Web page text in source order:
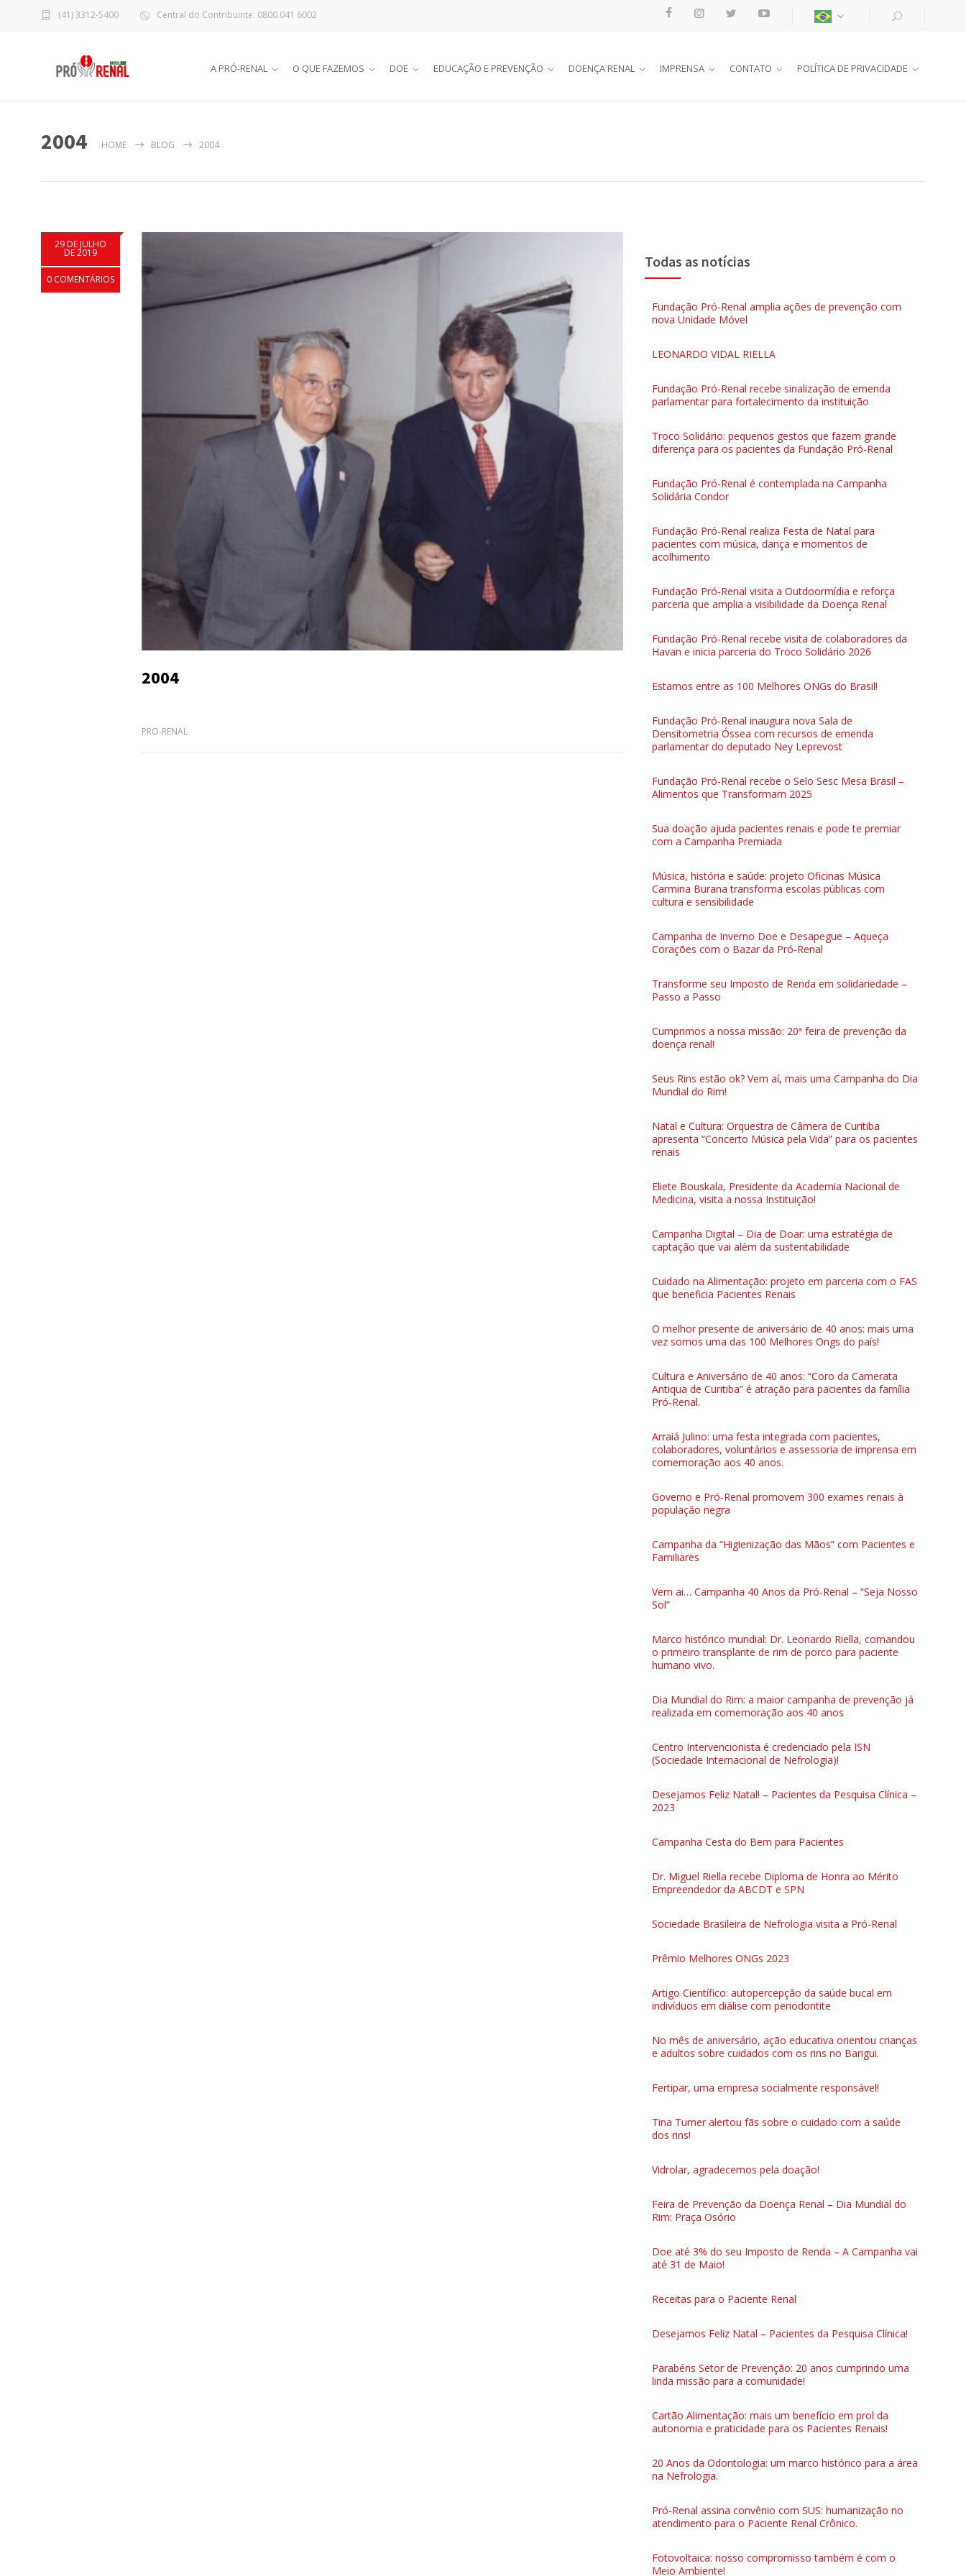
(41) 3312-5400 Central do Contribuinte: 0800 041 6002
A PRÓ-RENAL O QUE FAZEMOS DOE EDUCAÇÃO E PREVENÇÃO DOENÇA RENAL IMPRENSA CONTATO POLÍTICA DE PRIVACIDADE
2004 HOME BLOG 2004
29 DE JULHO
DE 2019
0 COMENTÁRIOS
2004
PRO-RENAL
Todas as notícias
Fundação Pró-Renal amplia ações de prevenção com
nova Unidade Móvel
LEONARDO VIDAL RIELLA
Fundação Pró-Renal recebe sinalização de emenda
parlamentar para fortalecimento da instituição
Troco Solidário: pequenos gestos que fazem grande
diferença para os pacientes da Fundação Pró-Renal
Fundação Pró-Renal é contemplada na Campanha
Solidária Condor
Fundação Pró-Renal realiza Festa de Natal para
pacientes com música, dança e momentos de
acolhimento
Fundação Pró-Renal visita a Outdoormídia e reforça
parceria que amplia a visibilidade da Doença Renal
Fundação Pró-Renal recebe visita de colaboradores da
Havan e inicia parceria do Troco Solidário 2026
Estamos entre as 100 Melhores ONGs do Brasil!
Fundação Pró-Renal inaugura nova Sala de
Densitometria Óssea com recursos de emenda
parlamentar do deputado Ney Leprevost
Fundação Pró-Renal recebe o Selo Sesc Mesa Brasil –
Alimentos que Transformam 2025
Sua doação ajuda pacientes renais e pode te premiar
com a Campanha Premiada
Música, história e saúde: projeto Oficinas Música
Carmina Burana transforma escolas públicas com
cultura e sensibilidade
Campanha de Inverno Doe e Desapegue – Aqueça
Corações com o Bazar da Pró-Renal
Transforme seu Imposto de Renda em solidariedade –
Passo a Passo
Cumprimos a nossa missão: 20ª feira de prevenção da
doença renal!
Seus Rins estão ok? Vem aí, mais uma Campanha do Dia
Mundial do Rim!
Natal e Cultura: Orquestra de Câmera de Curitiba
apresenta “Concerto Música pela Vida” para os pacientes
renais
Eliete Bouskala, Presidente da Academia Nacional de
Medicina, visita a nossa Instituição!
Campanha Digital – Dia de Doar: uma estratégia de
captação que vai além da sustentabilidade
Cuidado na Alimentação: projeto em parceria com o FAS
que beneficia Pacientes Renais
O melhor presente de aniversário de 40 anos: mais uma
vez somos uma das 100 Melhores Ongs do país!
Cultura e Aniversário de 40 anos: “Coro da Camerata
Antiqua de Curitiba” é atração para pacientes da família
Pró-Renal.
Arraiá Julino: uma festa integrada com pacientes,
colaboradores, voluntários e assessoria de imprensa em
comemoração aos 40 anos.
Governo e Pró-Renal promovem 300 exames renais à
população negra
Campanha da “Higienização das Mãos” com Pacientes e
Familiares
Vem ai… Campanha 40 Anos da Pró-Renal – “Seja Nosso
Sol”
Marco histórico mundial: Dr. Leonardo Riella, comandou
o primeiro transplante de rim de porco para paciente
humano vivo.
Dia Mundial do Rim: a maior campanha de prevenção já
realizada em comemoração aos 40 anos
Centro Intervencionista é credenciado pela ISN
(Sociedade Internacional de Nefrologia)!
Desejamos Feliz Natal! – Pacientes da Pesquisa Clínica –
2023
Campanha Cesta do Bem para Pacientes
Dr. Miguel Riella recebe Diploma de Honra ao Mérito
Empreendedor da ABCDT e SPN
Sociedade Brasileira de Nefrologia visita a Pró-Renal
Prêmio Melhores ONGs 2023
Artigo Científico: autopercepção da saúde bucal em
indivíduos em diálise com periodontite
No mês de aniversário, ação educativa orientou crianças
e adultos sobre cuidados com os rins no Barigui.
Fertipar, uma empresa socialmente responsável!
Tina Turner alertou fãs sobre o cuidado com a saúde
dos rins!
Vidrolar, agradecemos pela doação!
Feira de Prevenção da Doença Renal – Dia Mundial do
Rim: Praça Osório
Doe até 3% do seu Imposto de Renda – A Campanha vai
até 31 de Maio!
Receitas para o Paciente Renal
Desejamos Feliz Natal – Pacientes da Pesquisa Clínica!
Parabéns Setor de Prevenção: 20 anos cumprindo uma
linda missão para a comunidade!
Cartão Alimentação: mais um benefício em prol da
autonomia e praticidade para os Pacientes Renais!
20 Anos da Odontologia: um marco histórico para a área
na Nefrologia.
Pró-Renal assina convênio com SUS: humanização no
atendimento para o Paciente Renal Crônico.
Fotovoltaica: nosso compromisso também é com o
Meio Ambiente!